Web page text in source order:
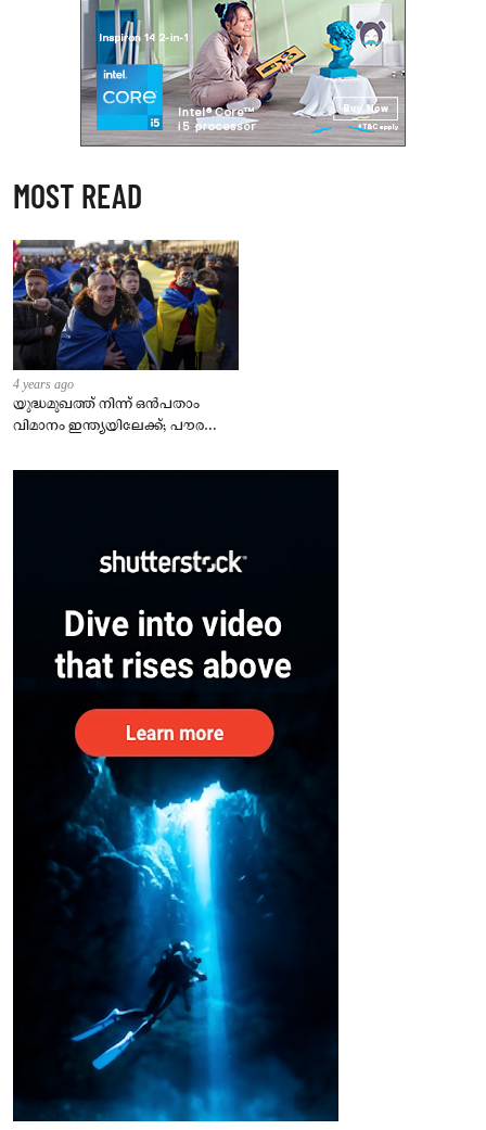
MOST READ
4 years ago
യുദ്ധമുഖത്ത് നിന്ന് ഒൻപതാം
വിമാനം ഇന്ത്യയിലേക്ക്; പൗരന്മാർ
– കേന്ദ്രം